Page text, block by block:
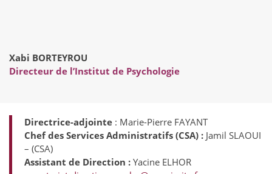
Xabi BORTEYROU
Directeur de l’Institut de Psychologie
Directrice-adjointe : Marie-Pierre FAYANT
Chef des Services Administratifs (CSA) : Jamil SLAOUI
– (CSA)
Assistant de Direction : Yacine ELHOR